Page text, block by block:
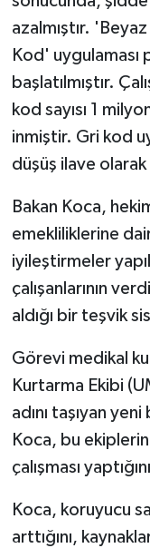
azalmıştır.
Kod' uygulaması
başlatılmıştır.
kod sayısı 1
inmiştir. Gri kod
düşüş ilave
Bakan Koca,
emekliliklerine
iyileştirmeler
çalışanlarının
aldığı bir teşvik
Görevi medikal
Kurtarma Ekibi
adını taşıyan
Koca, bu
çalışması
Koca, koruyucu
arttığını,